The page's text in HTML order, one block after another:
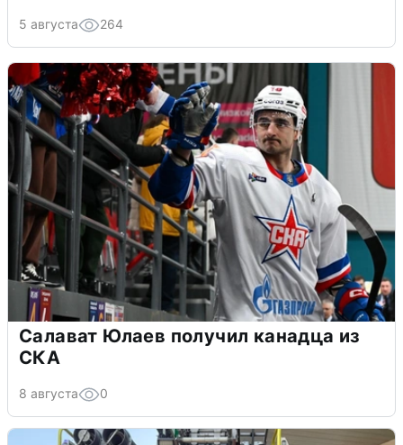
5 августа 264
Салават Юлаев получил канадца из
СКА
8 августа 0